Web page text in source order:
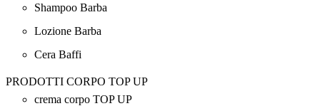
Shampoo Barba
Lozione Barba
Cera Baffi
PRODOTTI CORPO TOP UP
crema corpo TOP UP